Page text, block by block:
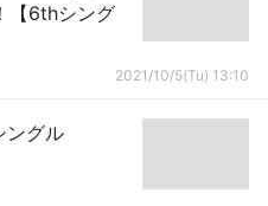
【6thシング
2021/10/5(Tu) 13:10
ングル